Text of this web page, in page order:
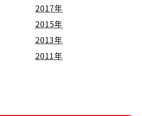
2017年
2015年
2013年
2011年